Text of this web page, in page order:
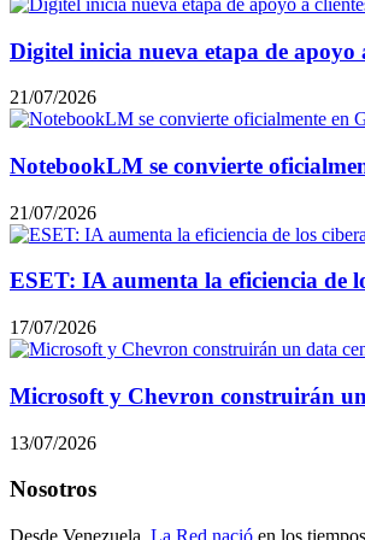
Digitel inicia nueva etapa de
21/07/2026
NotebookLM se convierte
21/07/2026
ESET: IA aumenta la eficiencia de
17/07/2026
Microsoft y Chevron construirán
13/07/2026
Nosotros
Desde Venezuela, La Red nació en los